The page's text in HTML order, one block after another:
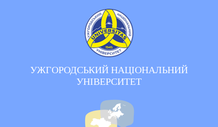
УЖГОРОДСЬКИЙ НАЦІОНАЛЬНИЙ
УНІВЕРСИТЕТ